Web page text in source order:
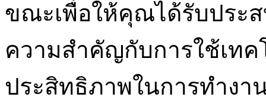
ขณะเพื่อให้คุณได้รับประ
ความสำคัญกับการใช้เท
ประสิทธิภาพในการทำงา